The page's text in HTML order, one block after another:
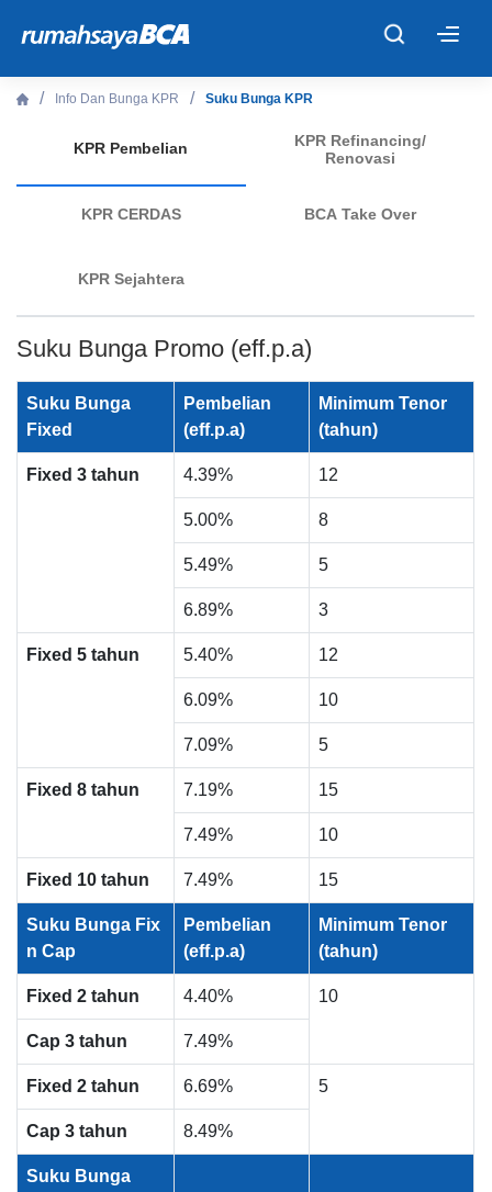
Cari Tahu
Rekanan
Fitur Unggulan
Info Dan Bunga KPR Suku Bunga KPR
KPR Pembelian
KPR Refinancing/
Renovasi
KPR CERDAS BCA Take Over
KPR Sejahtera
Suku Bunga Promo (eff.p.a)
Suku Bunga
Fixed
Pembelian
(eff.p.a)
Minimum Tenor
(tahun)
Fixed 3 tahun 4.39% 12
5.00% 8
5.49% 5
6.89% 3
Fixed 5 tahun 5.40% 12
6.09% 10
7.09% 5
Fixed 8 tahun 7.19% 15
7.49% 10
Fixed 10 tahun 7.49% 15
Suku Bunga Fix
n Cap
Pembelian
(eff.p.a)
Minimum Tenor
(tahun)
Fixed 2 tahun 4.40% 10
Cap 3 tahun 7.49%
Fixed 2 tahun 6.69% 5
Cap 3 tahun 8.49%
Suku Bunga